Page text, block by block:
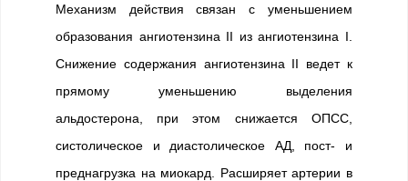
Механизм действия связан с уменьшением
образования ангиотензина II из ангиотензина I.
Снижение содержания ангиотензина II ведет к
прямому уменьшению выделения
альдостерона, при этом снижается ОПСС,
систолическое и диастолическое АД, пост- и
преднагрузка на миокард. Расширяет артерии в